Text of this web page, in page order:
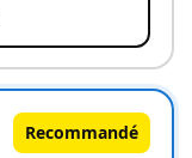
Recommandé